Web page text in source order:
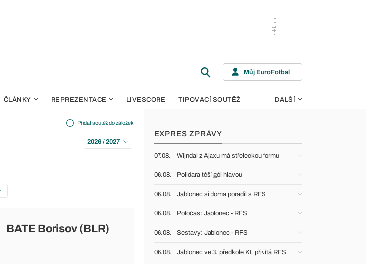
Můj EuroFotbal
ČLÁNKY REPREZENTACE LIVESCORE TIPOVACÍ SOUTĚŽ DALŠÍ
Přidat soutěž do záložek
2026 / 2027
BATE Borisov (BLR)
EXPRES ZPRÁVY
07.08. Wijndal z Ajaxu má střeleckou formu
06.08. Polidara těší gól hlavou
06.08. Jablonec si doma poradil s RFS
06.08. Poločas: Jablonec - RFS
06.08. Sestavy: Jablonec - RFS
06.08. Jablonec ve 3. předkole KL přivítá RFS